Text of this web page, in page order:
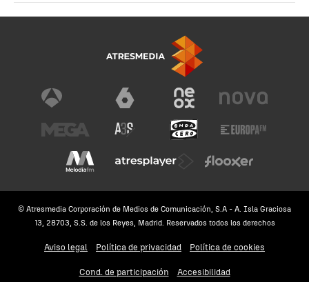
© Atresmedia Corporación de Medios de Comunicación, S.A - A. Isla Graciosa
13, 28703, S.S. de los Reyes, Madrid. Reservados todos los derechos
Aviso legal Política de privacidad Política de cookies
Cond. de participación Accesibilidad